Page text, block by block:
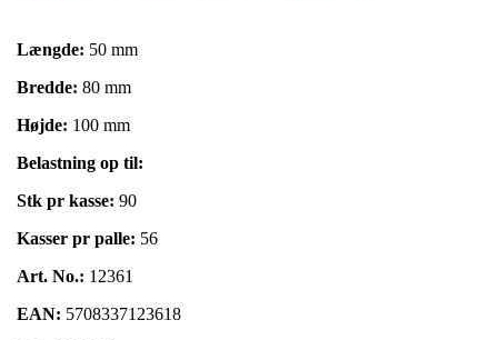
Længde: 50 mm
Bredde: 80 mm
Højde: 100 mm
Belastning op til:
Stk pr kasse: 90
Kasser pr palle: 56
Art. No.: 12361
EAN: 5708337123618